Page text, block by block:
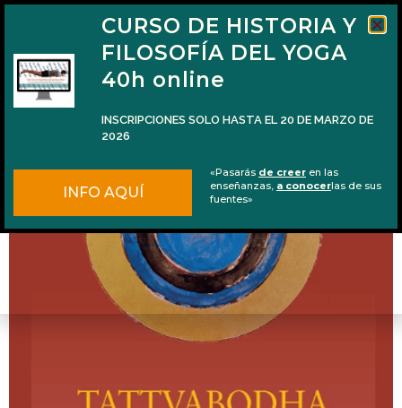
Reseña de «Tattvabodha, manual de advaita
vedānta»
CURSO DE HISTORIA Y
FILOSOFÍA DEL YOGA
40h online
INSCRIPCIONES SOLO HASTA EL 20 DE MARZO DE
2026
INFO AQUÍ
«Pasarás de creer en las
enseñanzas, a conocerlas de sus
fuentes»